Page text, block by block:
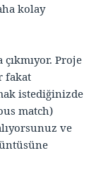
kolay
çıkmıyor. Proje
fakat
istediğinizde
match)
ve